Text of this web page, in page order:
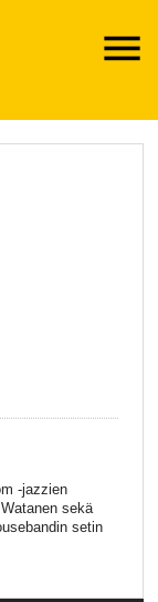
-jazzien
sekä
setin